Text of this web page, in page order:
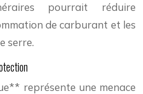
pourrait réduire
de carburant et les
serre.
représente une menace